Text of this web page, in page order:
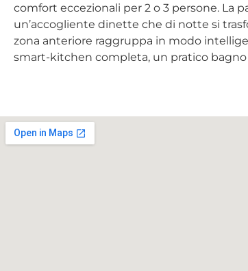
comfort eccezionali per 2 o 3 persone. La
un’accogliente dinette che di notte si
zona anteriore raggruppa in modo
smart-kitchen completa, un pratico bagno